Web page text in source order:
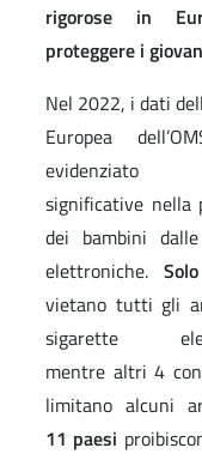
rigorose in
proteggere i
Nel 2022, i dati
Europea
evidenziato
significative nella
dei bambini
elettroniche.
vietano tutti gli
sigarette
mentre altri 4
limitano alcuni
11 paesi